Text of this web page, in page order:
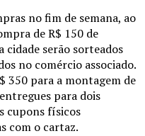
no fim de semana, ao
de R$ 150 de
cidade serão sorteados
no comércio associado.
350 para a montagem de
para dois
cupons físicos
com o cartaz.